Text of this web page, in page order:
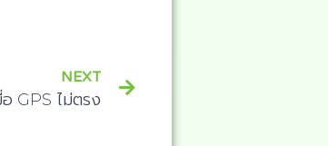
NEXT
GPS ไม่ตรง